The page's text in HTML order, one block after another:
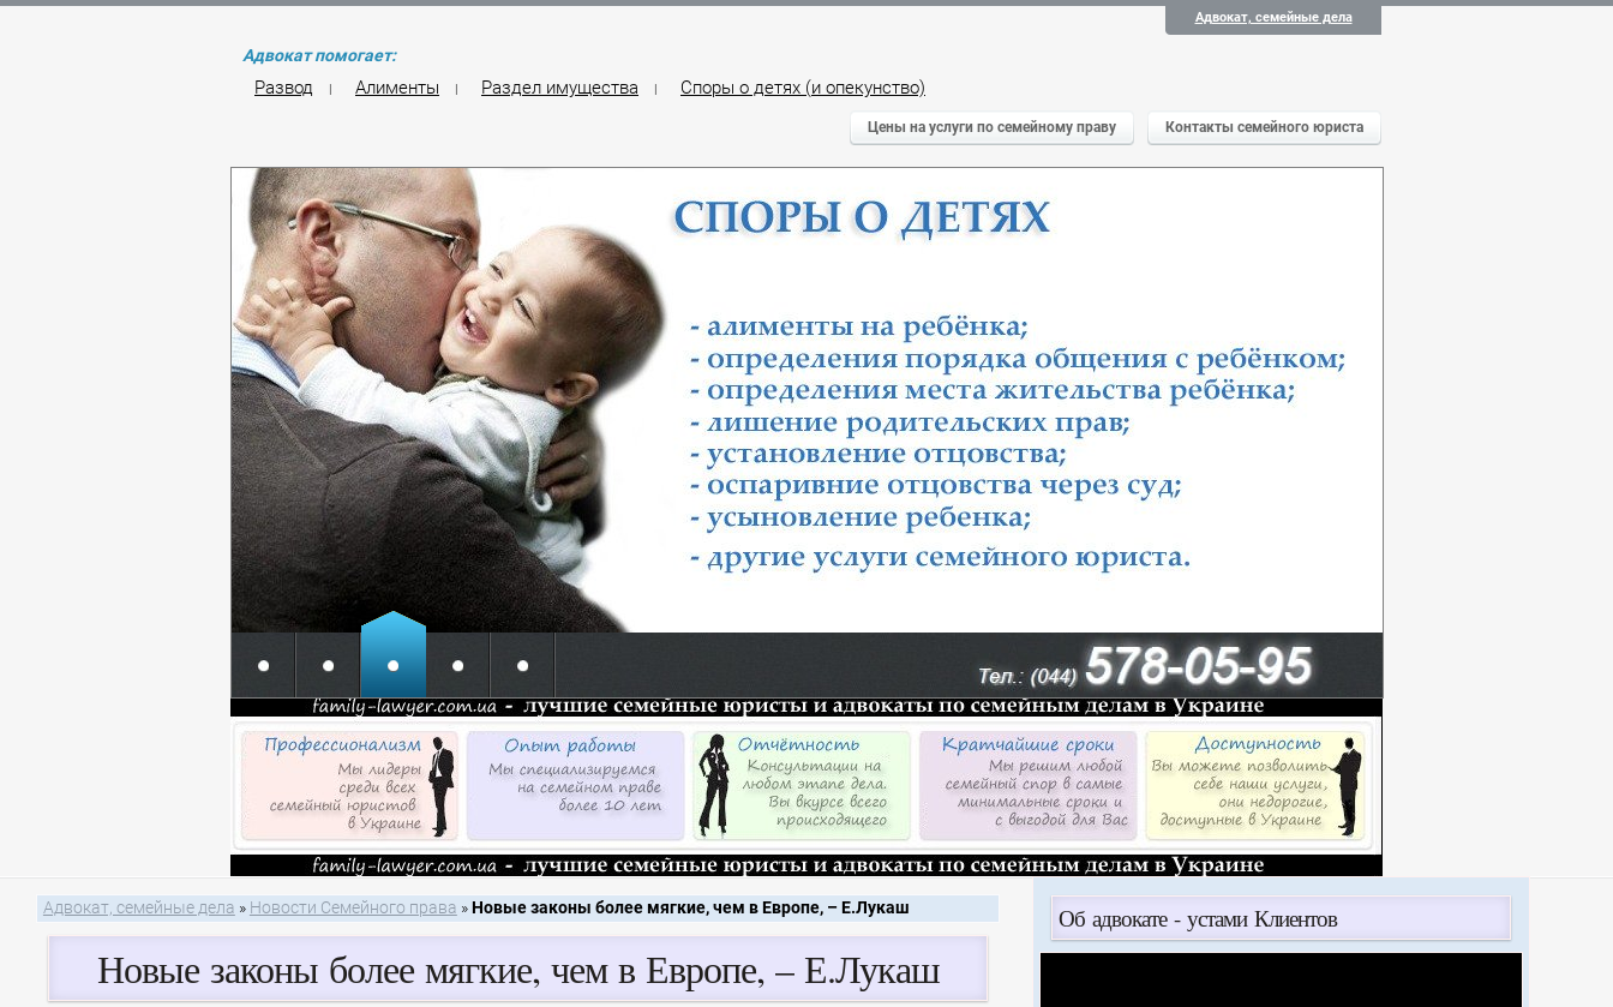
Адвокат, семейные дела
Адвокат помогает:
Развод | Алименты | Раздел имущества | Споры о детях (и опекунство)
Цены на услуги по семейному праву Контакты семейного юриста
Адвокат, семейные дела » Новости Семейного права »Новые законы более мягкие, чем в Европе, – Е.Лукаш
Новые законы более мягкие, чем в Европе, – Е.Лукаш
Об адвокате - устами Клиентов